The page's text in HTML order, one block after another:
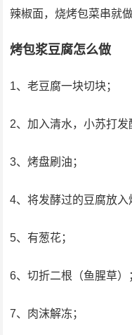
辣椒面，烧烤包菜串就
烤包浆豆腐怎么做
1、老豆腐一块切块；
2、加入清水，小苏打发
3、烤盘刷油；
4、将发酵过的豆腐放入
5、有葱花；
6、切折二根（鱼腥草）
7、肉沫解冻；